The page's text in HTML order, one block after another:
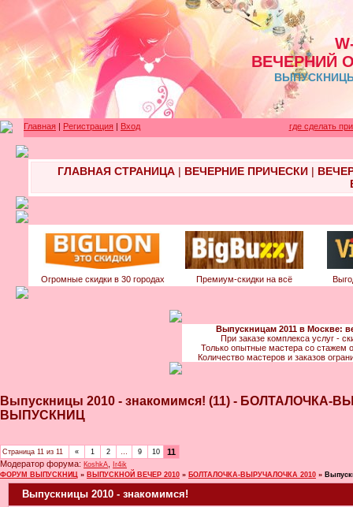
ВЕЧЕРНИЙ
Главная | Регистрация | Вход где сделать
ГЛАВНАЯ СТРАНИЦА| ВЕЧЕРНИЕ ПРИЧЕСКИ|
Огромные скидки в 30 городах Премиум-скидки на всё
Выпускницам 2011 в Москве:
При заказе комплекса услуг -
Только опытные мастера со стажем
Количество мастеров и заказов
Выпускницы 2010 - знакомимся! (11) -
ВЫПУСКНИЦ
Страница 11 из 11 « 1 2 … 9 10
11
Модератор форума: КoshkA,
Ir4ik
ФОРУМ ВЫПУСКНИЦ » ВЫПУСКНОЙ ВЕЧЕР 2010 » БОЛТАЛОЧКА-ВЫРУЧАЛОЧКА 2010 »
Выпускницы 2010 - знакомимся!